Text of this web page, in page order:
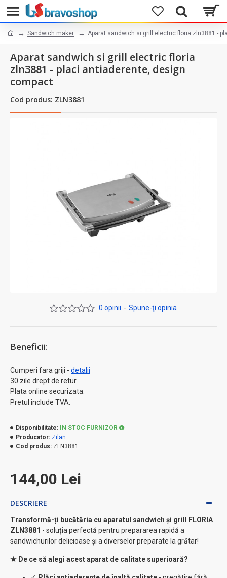
Sandwich maker Aparat sandwich si grill electric floria zln3881 -
Aparat sandwich si grill electric floria
zln3881 - placi antiaderente, design
compact
Cod produs: ZLN3881
Beneficii:
Cumperi fara griji - detalii
30 zile drept de retur.
Plata online securizata.
Pretul include TVA.
0 opinii - Spune-ţi opinia
144,00 Lei
Disponibilitate:
IN STOC FURNIZOR
Producator: Zilan
Cod produs: ZLN3881
DESCRIERE
Transformă-ți bucătăria cu aparatul sandwich și grill FLORIA
ZLN3881 - soluția perfectă pentru prepararea rapidă a
sandwichurilor delicioase și a diverselor preparate la grătar!
★ De ce să alegi acest aparat de calitate superioară?